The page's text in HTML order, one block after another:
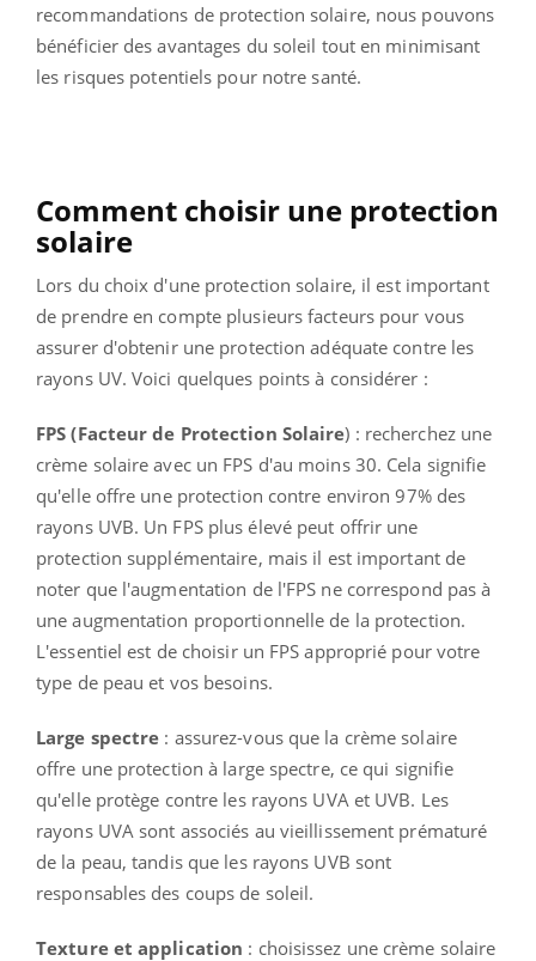
recommandations de protection solaire, nous pouvons
bénéficier des avantages du soleil tout en minimisant
les risques potentiels pour notre santé.
Comment choisir une protection
solaire
Lors du choix d'une protection solaire, il est important
de prendre en compte plusieurs facteurs pour vous
assurer d'obtenir une protection adéquate contre les
rayons UV. Voici quelques points à considérer :
FPS (Facteur de Protection Solaire) : recherchez une
crème solaire avec un FPS d'au moins 30. Cela signifie
qu'elle offre une protection contre environ 97% des
rayons UVB. Un FPS plus élevé peut offrir une
protection supplémentaire, mais il est important de
noter que l'augmentation de l'FPS ne correspond pas à
une augmentation proportionnelle de la protection.
L'essentiel est de choisir un FPS approprié pour votre
type de peau et vos besoins.
Large spectre : assurez-vous que la crème solaire
offre une protection à large spectre, ce qui signifie
qu'elle protège contre les rayons UVA et UVB. Les
rayons UVA sont associés au vieillissement prématuré
de la peau, tandis que les rayons UVB sont
responsables des coups de soleil.
Texture et application : choisissez une crème solaire